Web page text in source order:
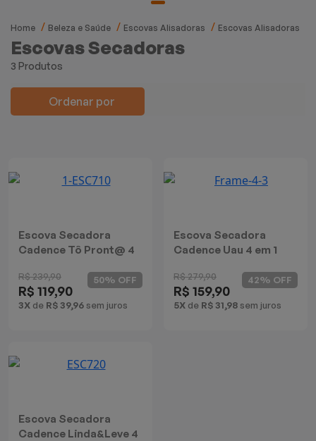
Home Beleza e Saúde Escovas Alisadoras Escovas Alisadoras
Escovas Secadoras
3 Produtos
Ordenar por
Escova Secadora
Cadence Tô Pront@ 4
R$ 239,90
R$ 119,90
3X de R$ 39,96 sem juros
50% OFF
Escova Secadora
Cadence Uau 4 em 1
R$ 279,90
R$ 159,90
5X de R$ 31,98 sem juros
42% OFF
Escova Secadora
Cadence Linda&Leve 4
Máquina de Waffle
Cooktops
Batedeiras